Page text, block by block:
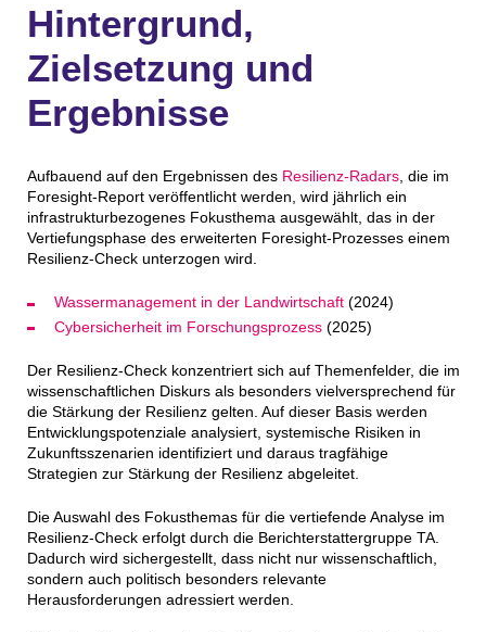
Hintergrund,
Zielsetzung und
Ergebnisse
Aufbauend auf den Ergebnissen des Resilienz-Radars, die im
Foresight-Report veröffentlicht werden, wird jährlich ein
infrastrukturbezogenes Fokusthema ausgewählt, das in der
Vertiefungsphase des erweiterten Foresight-Prozesses einem
Resilienz-Check unterzogen wird.
Wassermanagement in der Landwirtschaft(2024)
Cybersicherheit im Forschungsprozess(2025)
Der Resilienz-Check konzentriert sich auf Themenfelder, die im
wissenschaftlichen Diskurs als besonders vielversprechend für
die Stärkung der Resilienz gelten. Auf dieser Basis werden
Entwicklungspotenziale analysiert, systemische Risiken in
Zukunftsszenarien identifiziert und daraus tragfähige
Strategien zur Stärkung der Resilienz abgeleitet.
Die Auswahl des Fokusthemas für die vertiefende Analyse im
Resilienz-Check erfolgt durch die Berichterstattergruppe TA.
Dadurch wird sichergestellt, dass nicht nur wissenschaftlich,
sondern auch politisch besonders relevante
Herausforderungen adressiert werden.